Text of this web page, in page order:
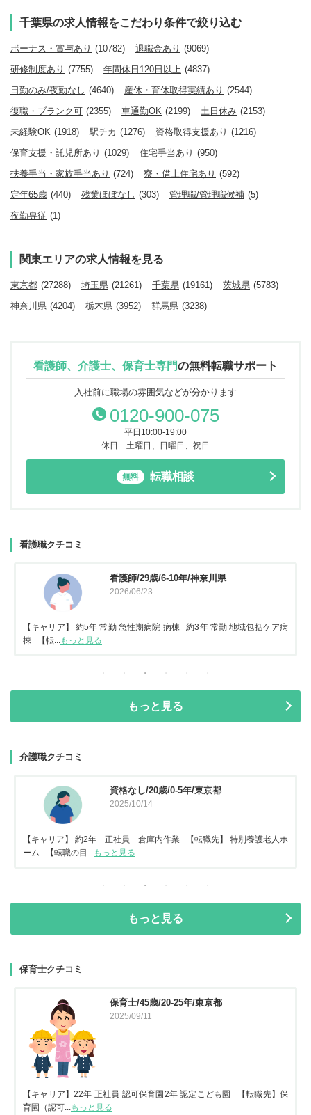
千葉県の求人情報をこだわり条件で絞り込む
ボーナス・賞与あり (10782) 退職金あり (9069)
研修制度あり (7755) 年間休日120日以上 (4837)
日勤のみ/夜勤なし (4640) 産休・育休取得実績あり (2544)
復職・ブランク可 (2355) 車通勤OK (2199) 土日休み (2153)
未経験OK (1918) 駅チカ (1276) 資格取得支援あり (1216)
保育支援・託児所あり (1029) 住宅手当あり (950)
扶養手当・家族手当あり (724) 寮・借上住宅あり (592)
定年65歳 (440) 残業ほぼなし (303) 管理職/管理職候補 (5)
夜勤専従 (1)
関東エリアの求人情報を見る
東京都 (27288) 埼玉県 (21261) 千葉県 (19161) 茨城県 (5783)
神奈川県 (4204) 栃木県 (3952) 群馬県 (3238)
看護師、介護士、保育士専門の無料転職サポート
入社前に職場の雰囲気などが分かります
0120-900-075
平日10:00-19:00
休日 土曜日、日曜日、祝日
無料 転職相談
看護職クチコミ
看護師/29歳/6-10年/神奈川県
2026/06/23
【キャリア】 約5年 常勤 急性期病院 病棟 約3年 常勤 地域包括ケア病
棟 【転...
もっと見る
もっと見る
介護職クチコミ
資格なし/20歳/0-5年/東京都
2025/10/14
【キャリア】 約2年 正社員 倉庫内作業 【転職先】 特別養護老人ホ
ーム 【転職の目...
もっと見る
もっと見る
保育士クチコミ
保育士/45歳/20-25年/東京都
2025/09/11
【キャリア】22年 正社員 認可保育園2年 認定こども園 【転職先】保
育園（認可...
もっと見る